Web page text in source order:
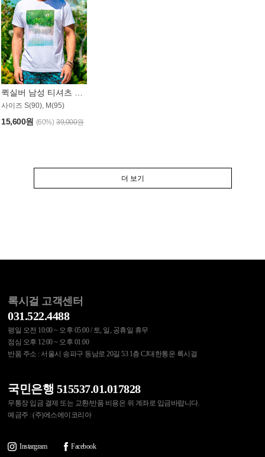
퀵실버 남성 티셔츠 MST357WQS
사이즈 S(90), M(95)
15,600원 (60%) 39,000원
더 보기
록시걸 고객센터
031.522.4488
평일 오전 10:00 ~ 오후 05:00 / 토, 일, 공휴일 휴무
점심 오후 12:00 ~ 오후 01:00
반품 주소 : 서울시 송파구 동남로 20길 53 1층 CJ대한통운 록시걸
국민은행 515537.01.017828
무통장 입금 결제 또는 교환/반품 비용은 위 계좌로 입금바랍니다.
예금주 : (주)에스에이코리아
Instargram Facebook